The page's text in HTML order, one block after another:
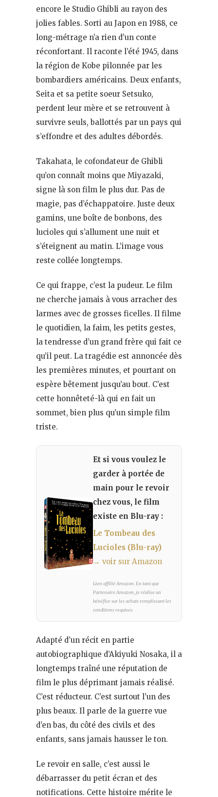
encore le Studio Ghibli au rayon des
jolies fables. Sorti au Japon en 1988, ce
long-métrage n’a rien d’un conte
réconfortant. Il raconte l’été 1945, dans
la région de Kobe pilonnée par les
bombardiers américains. Deux enfants,
Seita et sa petite soeur Setsuko,
perdent leur mère et se retrouvent à
survivre seuls, ballottés par un pays qui
s’effondre et des adultes débordés.
Takahata, le cofondateur de Ghibli
qu’on connaît moins que Miyazaki,
signe là son film le plus dur. Pas de
magie, pas d’échappatoire. Juste deux
gamins, une boîte de bonbons, des
lucioles qui s’allument une nuit et
s’éteignent au matin. L’image vous
reste collée longtemps.
Ce qui frappe, c’est la pudeur. Le film
ne cherche jamais à vous arracher des
larmes avec de grosses ficelles. Il filme
le quotidien, la faim, les petits gestes,
la tendresse d’un grand frère qui fait ce
qu’il peut. La tragédie est annoncée dès
les premières minutes, et pourtant on
espère bêtement jusqu’au bout. C’est
cette honnêteté-là qui en fait un
sommet, bien plus qu’un simple film
triste.
Et si vous voulez le
garder à portée de
main pour le revoir
chez vous, le film
existe en Blu-ray :
Le Tombeau des
Lucioles (Blu-ray)
→ voir sur Amazon
Lien affilié Amazon. En tant que
Partenaire Amazon, je réalise un
bénéfice sur les achats remplissant les
conditions requises.
Adapté d’un récit en partie
autobiographique d’Akiyuki Nosaka, il a
longtemps traîné une réputation de
film le plus déprimant jamais réalisé.
C’est réducteur. C’est surtout l’un des
plus beaux. Il parle de la guerre vue
d’en bas, du côté des civils et des
enfants, sans jamais hausser le ton.
Le revoir en salle, c’est aussi le
débarrasser du petit écran et des
notifications. Cette histoire mérite le